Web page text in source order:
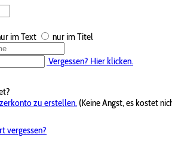
im Text
nur im Titel
Vergessen? Hier klicken.
zu erstellen. (Keine Angst, es kostet
vergessen?